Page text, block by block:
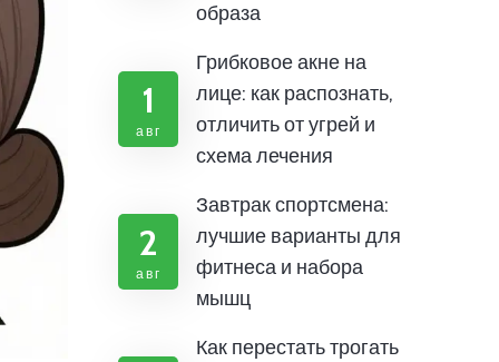
образа
1
авг
Грибковое акне на
лице: как распознать,
отличить от угрей и
схема лечения
2
авг
Завтрак спортсмена:
лучшие варианты для
фитнеса и набора
мышц
Как перестать трогать